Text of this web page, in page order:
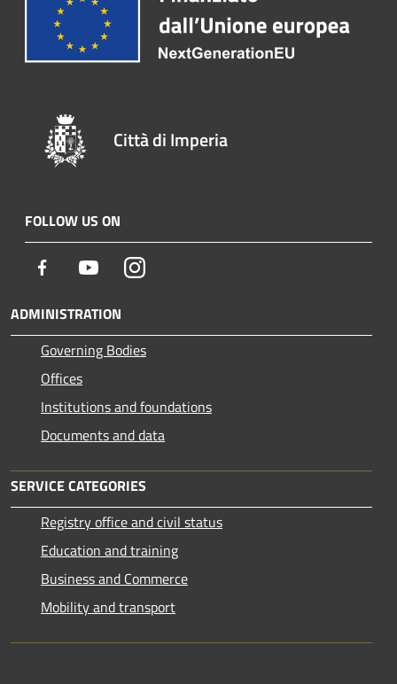
Città di Imperia
FOLLOW US ON
Facebook YoutubeInstagram
ADMINISTRATION
Governing Bodies
Offices
Institutions and foundations
Documents and data
SERVICE CATEGORIES
Registry office and civil status
Education and training
Business and Commerce
Mobility and transport